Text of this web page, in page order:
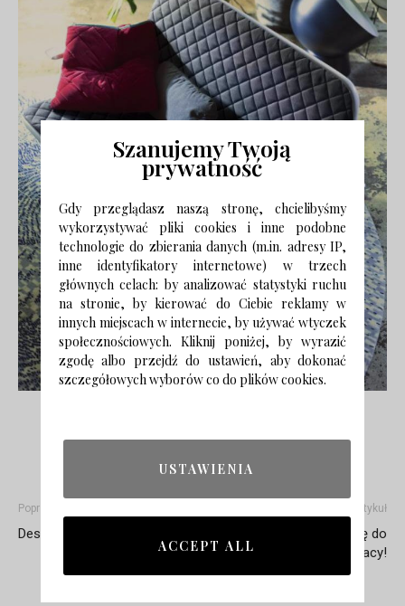
Poprzedni artykuł
Design po przejściach
Następny artykuł
Home office – bierzemy się do
pracy!
Szanujemy Twoją
prywatność
Gdy przeglądasz naszą stronę, chcielibyśmy
wykorzystywać pliki cookies i inne podobne
technologie do zbierania danych (m.in. adresy IP,
inne identyfikatory internetowe) w trzech
głównych celach: by analizować statystyki ruchu
na stronie, by kierować do Ciebie reklamy w
innych miejscach w internecie, by używać wtyczek
społecznościowych. Kliknij poniżej, by wyrazić
zgodę albo przejdź do ustawień, aby dokonać
szczegółowych wyborów co do plików cookies.
USTAWIENIA
ACCEPT ALL